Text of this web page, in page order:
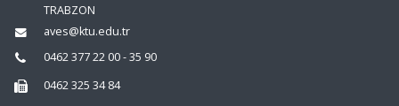
TRABZON
aves@ktu.edu.tr
0462 377 22 00 - 35 90
0462 325 34 84